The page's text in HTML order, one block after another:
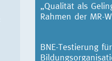
„Qualität als
Rahmen der MR-
BNE-Testierung